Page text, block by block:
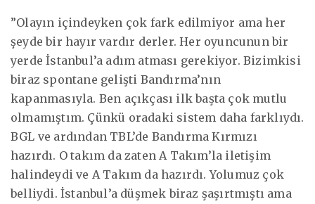
”Olayın içindeyken çok fark edilmiyor ama her
şeyde bir hayır vardır derler. Her oyuncunun bir
yerde İstanbul’a adım atması gerekiyor. Bizimkisi
biraz spontane gelişti Bandırma’nın
kapanmasıyla. Ben açıkçası ilk başta çok mutlu
olmamıştım. Çünkü oradaki sistem daha farklıydı.
BGL ve ardından TBL’de Bandırma Kırmızı
hazırdı. O takım da zaten A Takım’la iletişim
halindeydi ve A Takım da hazırdı. Yolumuz çok
belliydi. İstanbul’a düşmek biraz şaşırtmıştı ama